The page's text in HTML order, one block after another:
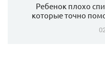
Ребенок плохо
которые точно